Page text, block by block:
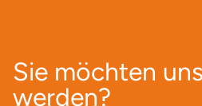
Sie möchten
werden?
Nürnberg